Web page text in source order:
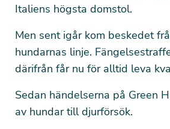
Italiens högsta domstol.
Men sent igår kom beskedet
hundarnas linje.
därifrån får nu för alltid leva
Sedan händelserna på Green
av hundar till djurförsök.